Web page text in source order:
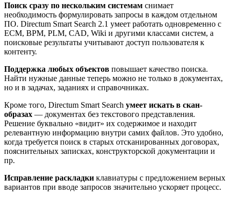
Поиск сразу по нескольким системам снимает
необходимость формулировать запросы в каждом отдельном
ПО. Directum Smart Search 2.1 умеет работать одновременно с
ECM, BPM, PLM, CAD, Wiki и другими классами систем, а
поисковые результаты учитывают доступ пользователя к
контенту.
Поддержка любых объектов повышает качество поиска.
Найти нужные данные теперь можно не только в документах,
но и в задачах, заданиях и справочниках.
Кроме того, Directum Smart Search умеет искать в скан-
образах — документах без текстового представления.
Решение буквально «видит» их содержимое и находит
релевантную информацию внутри самих файлов. Это удобно,
когда требуется поиск в старых отсканированных договорах,
пояснительных записках, конструкторской документации и
пр.
Исправление раскладки клавиатуры с предложением верных
вариантов при вводе запросов значительно ускоряет процесс.